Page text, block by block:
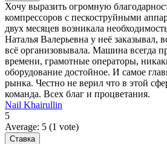
Хочу выразить огромную
компрессоров с пескоструйными
двух месяцев возникала
Наталья Валерьевна у неё заказывал,
всё организовывала. Машина всегда
времени, грамотные операторы,
оборудование достойное. И самое
рынка. Честно не верил что в этой
команда. Всех благ и процветания.
Nail Khairullin
5
Average: 5 (1 vote)